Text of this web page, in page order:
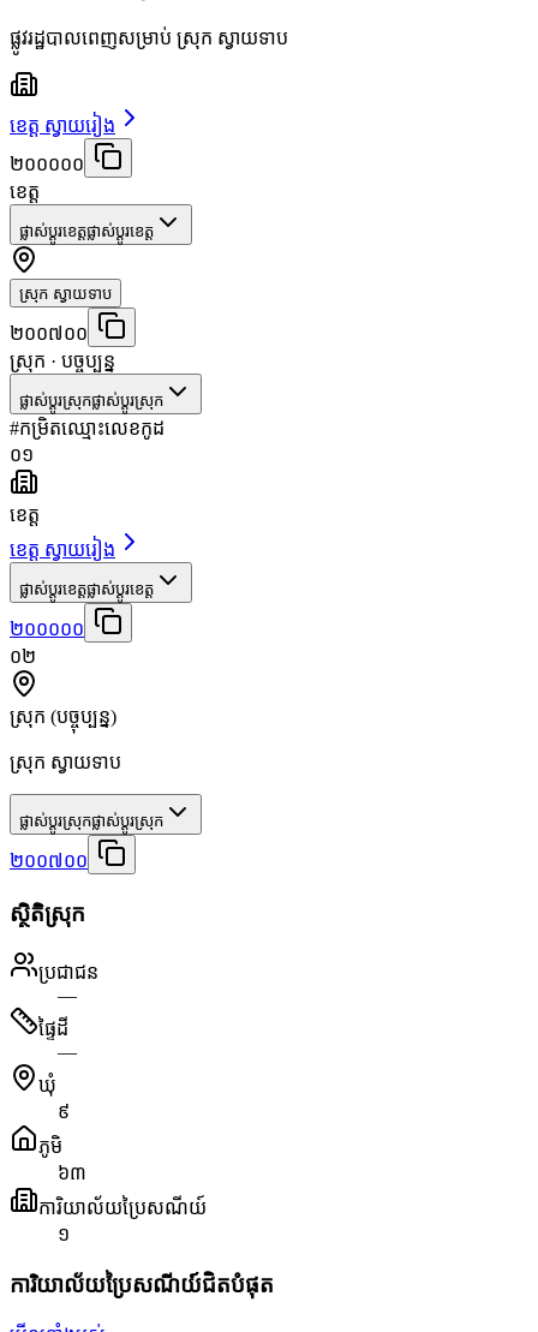
ផ្លូវរដ្ឋបាលពេញសម្រាប់ ស្រុក ស្វាយទាប
ខេត្ត ស្វាយរៀង
២០០០០០
ខេត្ត
ផ្លាស់ប្តូរខេត្តផ្លាស់ប្តូរខេត្ត
ស្រុក ស្វាយទាប
២០០៧០០
ស្រុក · បច្ចុប្បន្ន
ផ្លាស់ប្តូរស្រុកផ្លាស់ប្តូរស្រុក
#កម្រិតឈ្មោះលេខកូដ
០១
ខេត្ត
ខេត្ត ស្វាយរៀង
ផ្លាស់ប្តូរខេត្តផ្លាស់ប្តូរខេត្ត
២០០០០០
០២
ស្រុក (បច្ចុប្បន្ន)
ស្រុក ស្វាយទាប
ផ្លាស់ប្តូរស្រុកផ្លាស់ប្តូរស្រុក
២០០៧០០
ស្ថិតិស្រុក
ប្រជាជន
—
ផ្ទៃដី
—
ឃុំ
៩
ភូមិ
៦៣
ការិយាល័យប្រៃសណីយ៍
១
ការិយាល័យប្រៃសណីយ៍ជិតបំផុត